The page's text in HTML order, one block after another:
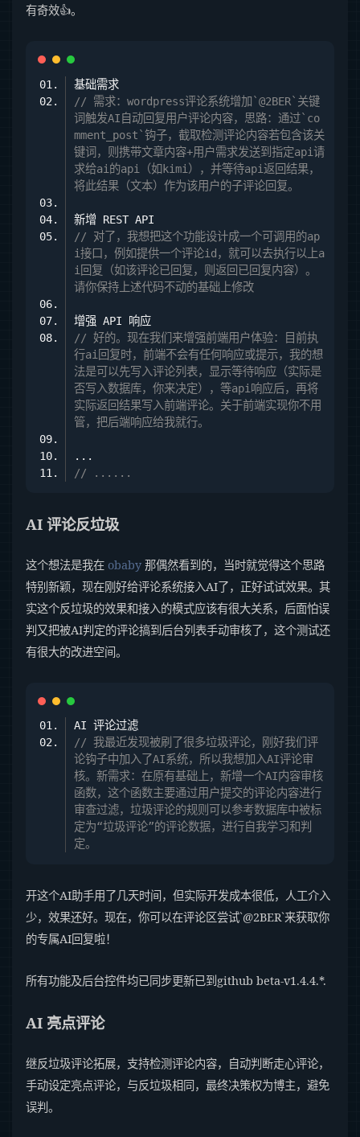
有奇效👍。
// 需求：wordpress评论系统增加`@2BER`关键
词触发AI自动回复用户评论内容，思路：通过`co
mment_post`钩子，截取检测评论内容若包含该关
键词，则携带文章内容+用户需求发送到指定api请
求给ai的api（如kimi），并等待api返回结果，
将此结果（文本）作为该用户的子评论回复。
// 对了，我想把这个功能设计成一个可调用的ap
i接口，例如提供一个评论id，就可以去执行以上a
i回复（如该评论已回复，则返回已回复内容）。
请你保持上述代码不动的基础上修改
// 好的。现在我们来增强前端用户体验：目前执
行ai回复时，前端不会有任何响应或提示，我的想
法是可以先写入评论列表，显示等待响应（实际是
否写入数据库，你来决定），等api响应后，再将
实际返回结果写入前端评论。关于前端实现你不用
管，把后端响应给我就行。
// ......
AI 评论反垃圾
这个想法是我在 obaby 那偶然看到的，当时就觉得这个思路
特别新颖，现在刚好给评论系统接入AI了，正好试试效果。其
实这个反垃圾的效果和接入的模式应该有很大关系，后面怕误
判又把被AI判定的评论搞到后台列表手动审核了，这个测试还
有很大的改进空间。
// 我最近发现被刷了很多垃圾评论，刚好我们评
论钩子中加入了AI系统，所以我想加入AI评论审
核。新需求：在原有基础上，新增一个AI内容审核
函数，这个函数主要通过用户提交的评论内容进行
审查过滤，垃圾评论的规则可以参考数据库中被标
定为“垃圾评论”的评论数据，进行自我学习和判
定。
开这个AI助手用了几天时间，但实际开发成本很低，人工介入
少，效果还好。现在，你可以在评论区尝试`@2BER`来获取你
的专属AI回复啦！
所有功能及后台控件均已同步更新已到github beta-v1.4.4.*.
AI 亮点评论
继反垃圾评论拓展，支持检测评论内容，自动判断走心评论，
手动设定亮点评论，与反垃圾相同，最终决策权为博主，避免
误判。